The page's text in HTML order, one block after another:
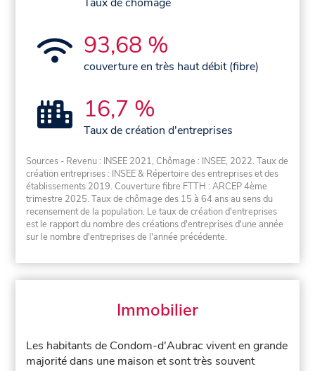
93,68 %
couverture en très haut débit (fibre)
16,7 %
Taux de création d'entreprises
Sources - Revenu : INSEE 2021, Chômage : INSEE, 2022. Taux de
création entreprises : INSEE & Répertoire des entreprises et des
établissements 2019. Couverture fibre FTTH : ARCEP 4ème
trimestre 2025. Taux de chômage des 15 à 64 ans au sens du
recensement de la population. Le taux de création d'entreprises
est le rapport du nombre des créations d'entreprises d'une année
sur le nombre d'entreprises de l'année précédente.
Immobilier
Les habitants de Condom-d'Aubrac vivent en grande
majorité dans une maison et sont très souvent